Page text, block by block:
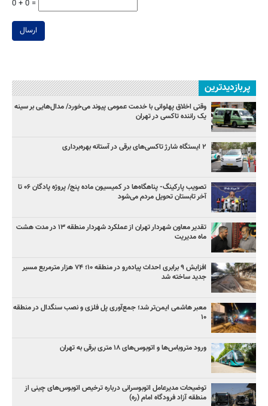
0 + 0 =
ارسال
پربازدیدترین
وقتی اخلاق پهلوانی با خدمت عمومی پیوند می‌خورد/ مدال‌هایی بر سینه
یک راننده تاکسی در تهران
۲ ایستگاه شارژ تاکسی‌های برقی در آستانه بهره‌برداری
تصویب پارکینگ- پناهگاه‌ها در کمیسیون ماده پنج/ پروژه پادگان ۰۶ تا
آخر تابستان تحویل مردم می‌شود
تقدیر معاون شهردار تهران از عملکرد شهردار منطقه ۱۳ در مدت هشت
ماه مدیریت
افزایش ۹ برابری احداث پیاده‌رو در منطقه ۱۰؛ ۷۴ هزار مترمربع مسیر
جدید ساخته شد
معبر هاشمی ایمن‌تر شد؛ جمع‌آوری پل فلزی و نصب سنگدال در منطقه
۱۰
ورود متروباس‌ها و اتوبوس‌های ۱۸ متری برقی به تهران
توضیحات مدیرعامل اتوبوسرانی درباره ترخیص اتوبوس‌های چینی از
منطقه آزاد فرودگاه امام (ره)